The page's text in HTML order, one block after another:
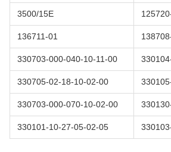
3500/15E
136711-01
330703-000-040-10-11-00
330705-02-18-10-02-00
330703-000-070-10-02-00
330101-10-27-05-02-05